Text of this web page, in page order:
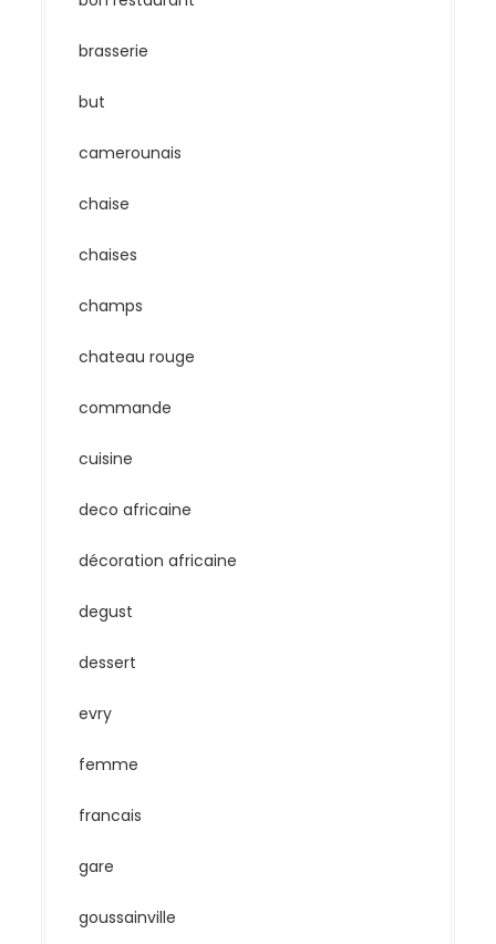
brasserie
but
camerounais
chaise
chaises
champs
chateau rouge
commande
cuisine
deco africaine
décoration africaine
degust
dessert
evry
femme
francais
gare
goussainville